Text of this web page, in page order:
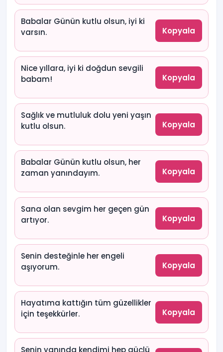
Babalar Günün kutlu olsun, iyi ki
varsın.
Kopyala
Nice yıllara, iyi ki doğdun sevgili
babam!
Kopyala
Sağlık ve mutluluk dolu yeni yaşın
kutlu olsun.
Kopyala
Babalar Günün kutlu olsun, her
zaman yanındayım.
Kopyala
Sana olan sevgim her geçen gün
artıyor.
Kopyala
Senin desteğinle her engeli
aşıyorum.
Kopyala
Hayatıma kattığın tüm güzellikler
için teşekkürler.
Kopyala
Senin yanında kendimi hep güçlü